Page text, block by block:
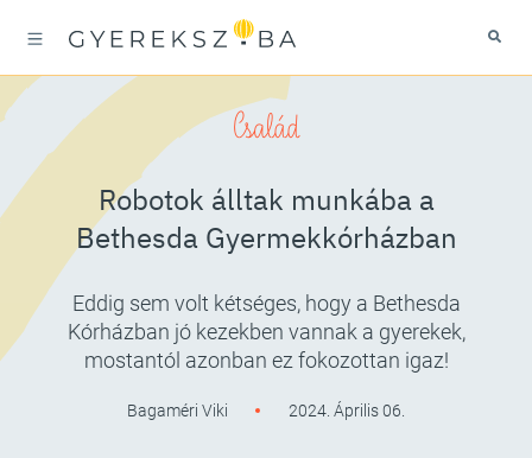
Család
Robotok álltak munkába a
Bethesda Gyermekkórházban
Eddig sem volt kétséges, hogy a Bethesda
Kórházban jó kezekben vannak a gyerekek,
mostantól azonban ez fokozottan igaz!
Bagaméri Viki 2024. Április 06.